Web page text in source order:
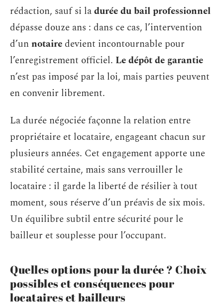
rédaction, sauf si ladurée du bail professionnel
dépasse douze ans : dans ce cas, l’intervention
d’unnotairedevient incontournable pour
l’enregistrement officiel. Le dépôt de garantie
n’est pas imposé par la loi, mais parties peuvent
en convenir librement.
La durée négociée façonne la relation entre
propriétaire et locataire, engageant chacun sur
plusieurs années. Cet engagement apporte une
stabilité certaine, mais sans verrouiller le
locataire : il garde la liberté de résilier à tout
moment, sous réserve d’un préavis de six mois.
Un équilibre subtil entre sécurité pour le
bailleur et souplesse pour l’occupant.
Quelles options pour la durée ? Choix
possibles et conséquences pour
locataires et bailleurs